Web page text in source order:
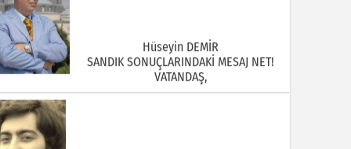
Hüseyin DEMİR
SANDIK SONUÇLARINDAKİ MESAJ NET!
VATANDAŞ,